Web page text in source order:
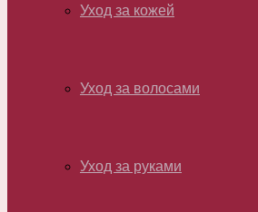
Уход за кожей
Уход за волосами
Уход за руками